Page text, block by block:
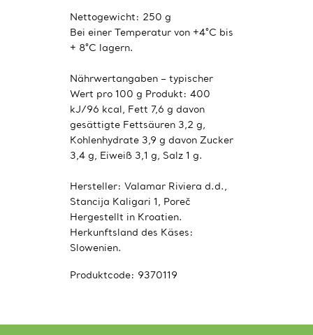
Nettogewicht: 250 g
Bei einer Temperatur von +4°C bis
+ 8°C lagern.
Nährwertangaben – typischer
Wert pro 100 g Produkt: 400
kJ/96 kcal, Fett 7,6 g davon
gesättigte Fettsäuren 3,2 g,
Kohlenhydrate 3,9 g davon Zucker
3,4 g, Eiweiß 3,1 g, Salz 1 g.
Hersteller: Valamar Riviera d.d.,
Stancija Kaligari 1, Poreč
Hergestellt in Kroatien.
Herkunftsland des Käses:
Slowenien.
Produktcode: 9370119